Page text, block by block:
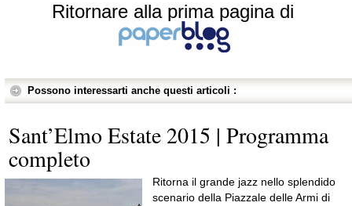
Ritornare alla prima pagina di
Possono interessarti anche questi articoli :
Sant’Elmo Estate 2015 | Programma
completo
Ritorna il grande jazz nello splendido
scenario della Piazzale delle Armi di